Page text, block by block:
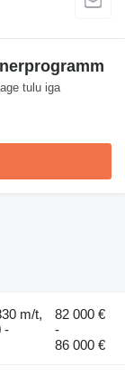
tulu iga
m/t,
-
82 000 €
-
86 000 €